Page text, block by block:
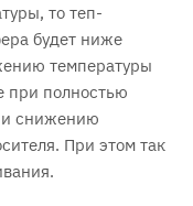
то теп-
будет ниже
температуры
при полностью
и снижению
При этом так